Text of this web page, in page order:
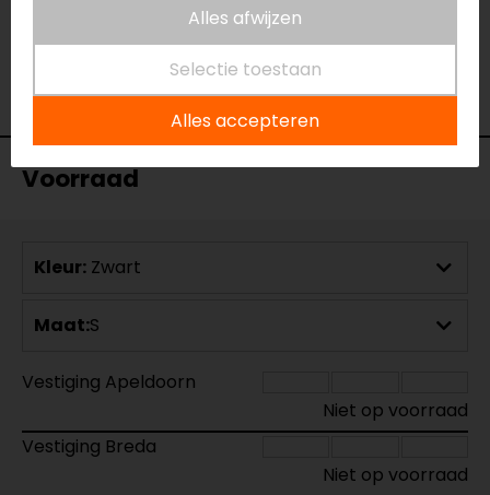
Urban
Seizoen
Zomer
Geventileerd
Thermovoering
Geen thermo
Voorraad
Kleur: Zwart
Maat:S
Vestiging Apeldoorn
Niet op voorraad
Vestiging Breda
Niet op voorraad
Alles afwijzen
Selectie toestaan
Alles accepteren